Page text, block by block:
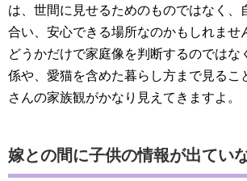
は、世間に見せるためのものではなく、
合い、安心できる場所なのかもしれませ
どうかだけで家庭像を判断するのではな
係や、愛猫を含めた暮らし方まで見るこ
さんの家族観がかなり見えてきますよ。
嫁との間に子供の情報が出てい